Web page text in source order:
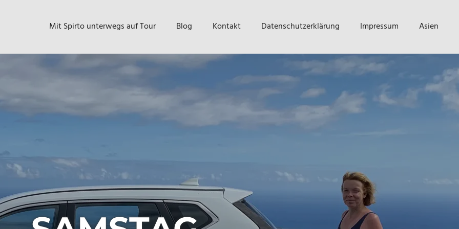
Mit Spirto unterwegs auf Tour Blog Kontakt Datenschutzerklärung Impressum Asien